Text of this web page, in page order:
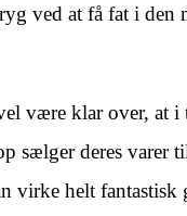
ved at få fat i den
være klar over, at i
sælger deres varer
virke helt fantastisk